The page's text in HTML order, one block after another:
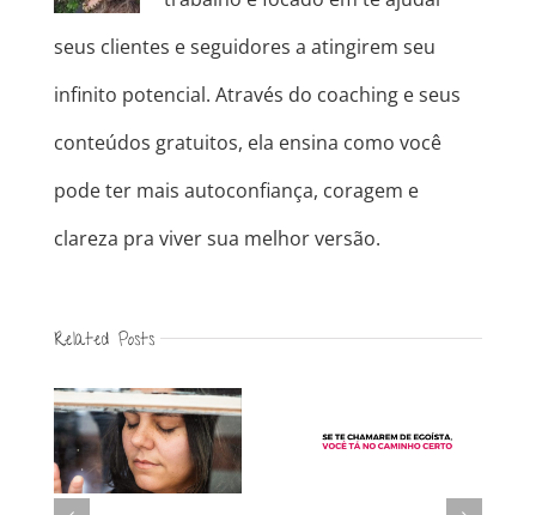
seus clientes e seguidores a atingirem seu
infinito potencial. Através do coaching e seus
conteúdos gratuitos, ela ensina como você
pode ter mais autoconfiança, coragem e
clareza pra viver sua melhor versão.
Related Posts